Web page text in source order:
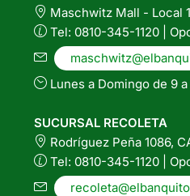
Maschwitz Mall - Local
Tel: 0810-345-1120 |
Lunes a Domingo de 9 a
SUCURSAL RECOLETA
Rodríguez Peña 1086,
Tel: 0810-345-1120 |